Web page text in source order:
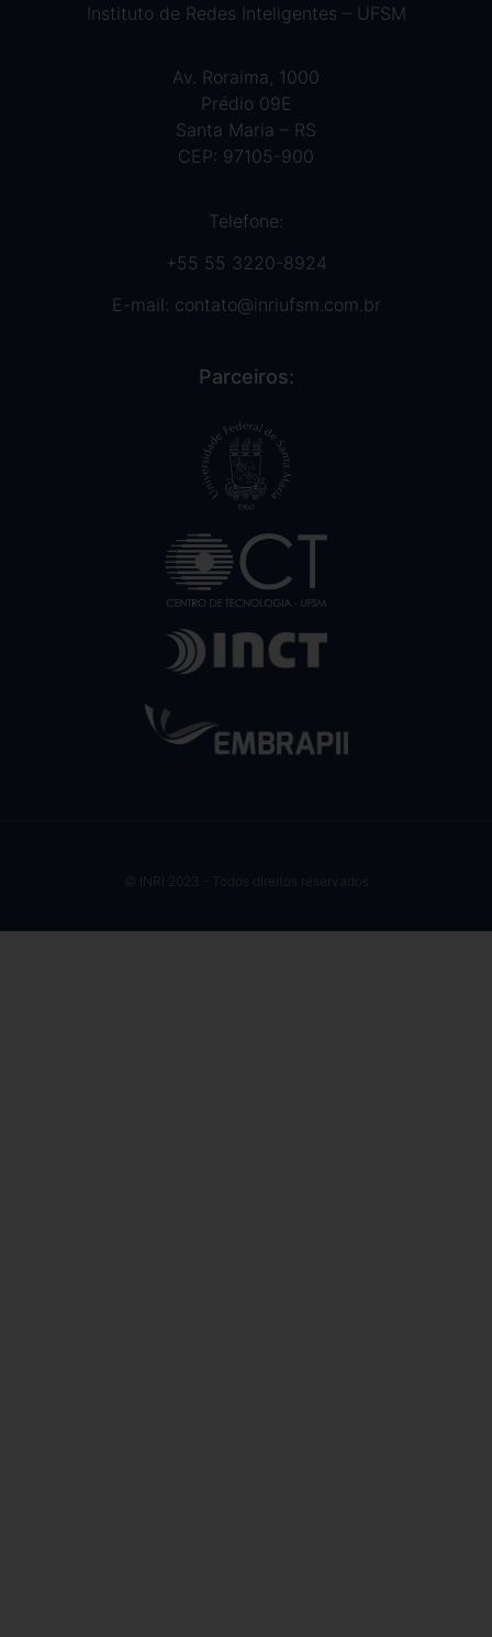
Instituto de Redes Inteligentes – UFSM
Av. Roraima, 1000
Prédio 09E
Santa Maria – RS
CEP: 97105-900
Telefone:
+55 55 3220-8924
E-mail: contato@inriufsm.com.br
Parceiros:
© INRI 2023 - Todos direitos reservados